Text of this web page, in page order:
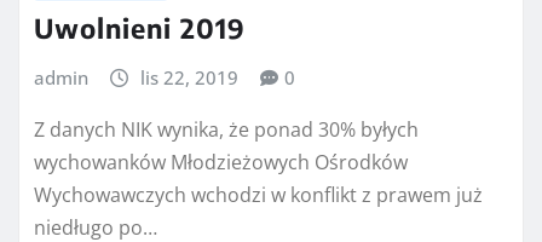
Uwolnieni 2019
admin lis 22, 2019 0
Z danych NIK wynika, że ponad 30% byłych
wychowanków Młodzieżowych Ośrodków
Wychowawczych wchodzi w konflikt z prawem już
niedługo po…